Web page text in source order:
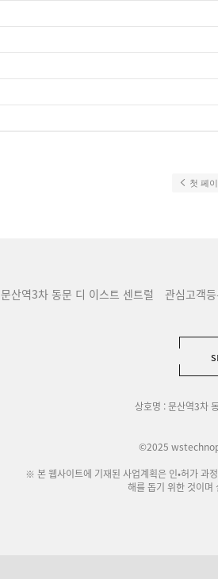
첫 페
문산역3차 동문 디 이스트 센트럴 관심고객
상호명 : 문산역3차
©2025
※ 본 웹사이트에 기재된 사업계획은 인•허가 과
해를 돕기 위한 것이며